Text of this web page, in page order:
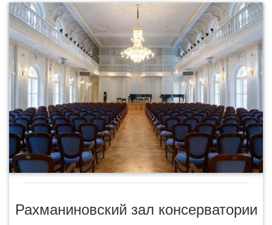
Рахманиновский зал консерватории